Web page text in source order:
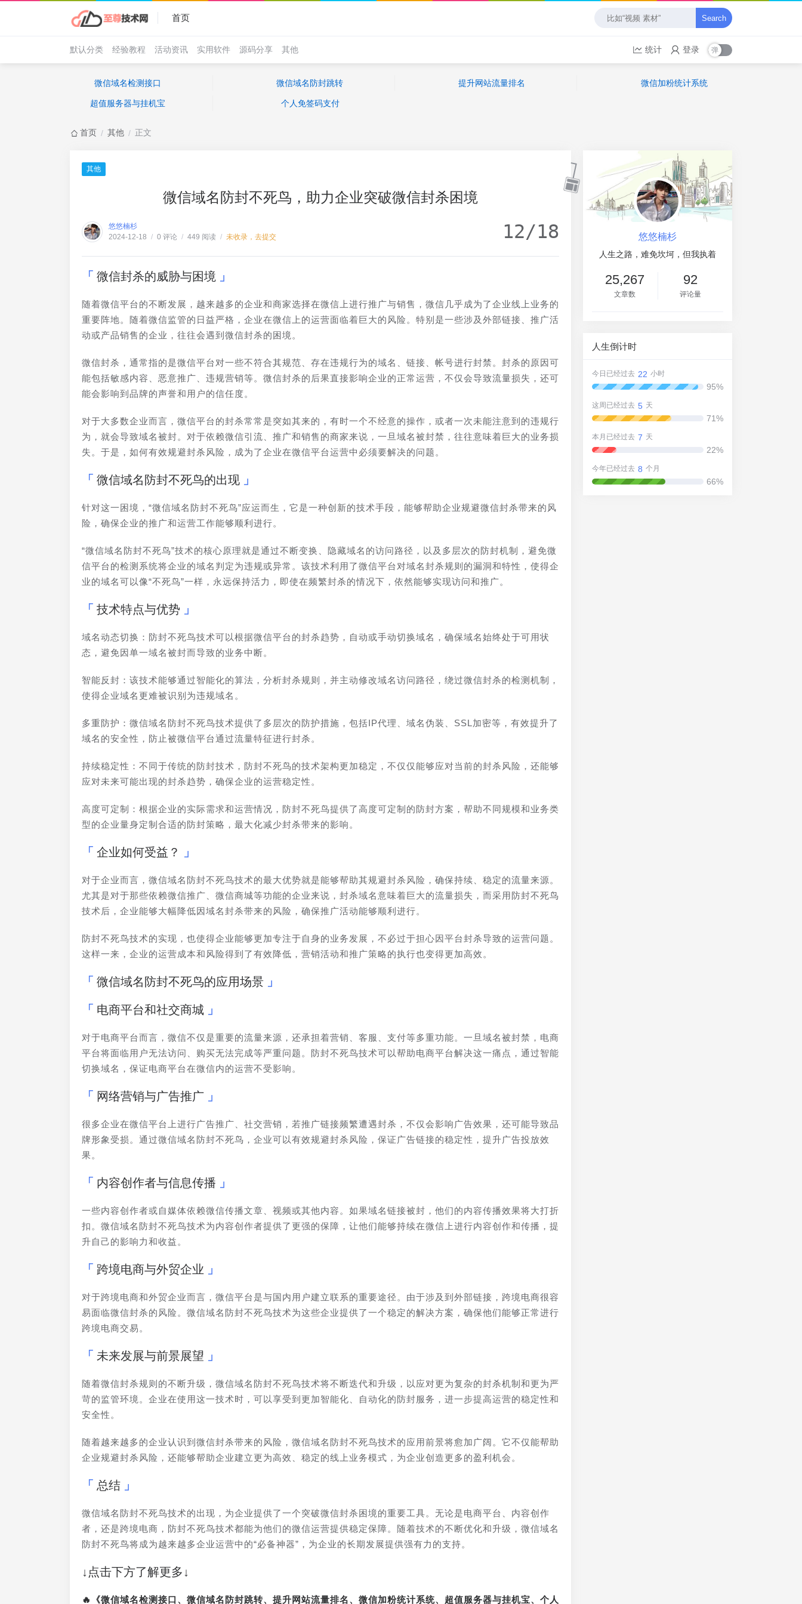
首页 Search
默认分类 经验教程 活动资讯 实用软件 源码分享 其他 统计 登录
微信域名检测接口 微信域名防封跳转 提升网站流量排名 微信加粉统计系统
超值服务器与挂机宝 个人免签码支付
首页 / 其他 / 正文
其他
微信域名防封不死鸟，助力企业突破微信封杀困境
悠悠楠杉
2024-12-18 / 0 评论 / 449 阅读 / 未收录，去提交 12/18
微信封杀的威胁与困境
随着微信平台的不断发展，越来越多的企业和商家选择在微信上进行推广与销售，微信几乎成为了企业线上业务的
重要阵地。随着微信监管的日益严格，企业在微信上的运营面临着巨大的风险。特别是一些涉及外部链接、推广活
动或产品销售的企业，往往会遇到微信封杀的困境。
微信封杀，通常指的是微信平台对一些不符合其规范、存在违规行为的域名、链接、帐号进行封禁。封杀的原因可
能包括敏感内容、恶意推广、违规营销等。微信封杀的后果直接影响企业的正常运营，不仅会导致流量损失，还可
能会影响到品牌的声誉和用户的信任度。
对于大多数企业而言，微信平台的封杀常常是突如其来的，有时一个不经意的操作，或者一次未能注意到的违规行
为，就会导致域名被封。对于依赖微信引流、推广和销售的商家来说，一旦域名被封禁，往往意味着巨大的业务损
失。于是，如何有效规避封杀风险，成为了企业在微信平台运营中必须要解决的问题。
微信域名防封不死鸟的出现
针对这一困境，“微信域名防封不死鸟”应运而生，它是一种创新的技术手段，能够帮助企业规避微信封杀带来的风
险，确保企业的推广和运营工作能够顺利进行。
“微信域名防封不死鸟”技术的核心原理就是通过不断变换、隐藏域名的访问路径，以及多层次的防封机制，避免微
信平台的检测系统将企业的域名判定为违规或异常。该技术利用了微信平台对域名封杀规则的漏洞和特性，使得企
业的域名可以像“不死鸟”一样，永远保持活力，即使在频繁封杀的情况下，依然能够实现访问和推广。
技术特点与优势
域名动态切换：防封不死鸟技术可以根据微信平台的封杀趋势，自动或手动切换域名，确保域名始终处于可用状
态，避免因单一域名被封而导致的业务中断。
智能反封：该技术能够通过智能化的算法，分析封杀规则，并主动修改域名访问路径，绕过微信封杀的检测机制，
使得企业域名更难被识别为违规域名。
多重防护：微信域名防封不死鸟技术提供了多层次的防护措施，包括IP代理、域名伪装、SSL加密等，有效提升了
域名的安全性，防止被微信平台通过流量特征进行封杀。
持续稳定性：不同于传统的防封技术，防封不死鸟的技术架构更加稳定，不仅仅能够应对当前的封杀风险，还能够
应对未来可能出现的封杀趋势，确保企业的运营稳定性。
高度可定制：根据企业的实际需求和运营情况，防封不死鸟提供了高度可定制的防封方案，帮助不同规模和业务类
型的企业量身定制合适的防封策略，最大化减少封杀带来的影响。
企业如何受益？
对于企业而言，微信域名防封不死鸟技术的最大优势就是能够帮助其规避封杀风险，确保持续、稳定的流量来源。
尤其是对于那些依赖微信推广、微信商城等功能的企业来说，封杀域名意味着巨大的流量损失，而采用防封不死鸟
技术后，企业能够大幅降低因域名封杀带来的风险，确保推广活动能够顺利进行。
防封不死鸟技术的实现，也使得企业能够更加专注于自身的业务发展，不必过于担心因平台封杀导致的运营问题。
这样一来，企业的运营成本和风险得到了有效降低，营销活动和推广策略的执行也变得更加高效。
微信域名防封不死鸟的应用场景
电商平台和社交商城
对于电商平台而言，微信不仅是重要的流量来源，还承担着营销、客服、支付等多重功能。一旦域名被封禁，电商
平台将面临用户无法访问、购买无法完成等严重问题。防封不死鸟技术可以帮助电商平台解决这一痛点，通过智能
切换域名，保证电商平台在微信内的运营不受影响。
网络营销与广告推广
很多企业在微信平台上进行广告推广、社交营销，若推广链接频繁遭遇封杀，不仅会影响广告效果，还可能导致品
牌形象受损。通过微信域名防封不死鸟，企业可以有效规避封杀风险，保证广告链接的稳定性，提升广告投放效
果。
内容创作者与信息传播
一些内容创作者或自媒体依赖微信传播文章、视频或其他内容。如果域名链接被封，他们的内容传播效果将大打折
扣。微信域名防封不死鸟技术为内容创作者提供了更强的保障，让他们能够持续在微信上进行内容创作和传播，提
升自己的影响力和收益。
跨境电商与外贸企业
对于跨境电商和外贸企业而言，微信平台是与国内用户建立联系的重要途径。由于涉及到外部链接，跨境电商很容
易面临微信封杀的风险。微信域名防封不死鸟技术为这些企业提供了一个稳定的解决方案，确保他们能够正常进行
跨境电商交易。
未来发展与前景展望
随着微信封杀规则的不断升级，微信域名防封不死鸟技术将不断迭代和升级，以应对更为复杂的封杀机制和更为严
苛的监管环境。企业在使用这一技术时，可以享受到更加智能化、自动化的防封服务，进一步提高运营的稳定性和
安全性。
随着越来越多的企业认识到微信封杀带来的风险，微信域名防封不死鸟技术的应用前景将愈加广阔。它不仅能帮助
企业规避封杀风险，还能够帮助企业建立更为高效、稳定的线上业务模式，为企业创造更多的盈利机会。
总结
微信域名防封不死鸟技术的出现，为企业提供了一个突破微信封杀困境的重要工具。无论是电商平台、内容创作
者，还是跨境电商，防封不死鸟技术都能为他们的微信运营提供稳定保障。随着技术的不断优化和升级，微信域名
防封不死鸟将成为越来越多企业运营中的“必备神器”，为企业的长期发展提供强有力的支持。
↓点击下方了解更多↓
🔥《微信域名检测接口、微信域名防封跳转、提升网站流量排名、微信加粉统计系统、超值服务器与挂机宝、个人
悠悠楠杉
人生之路，难免坎坷，但我执着
25,267
文章数
92
评论量
人生倒计时
今日已经过去 22 小时
95%
这周已经过去 5 天
71%
本月已经过去 7 天
22%
今年已经过去 8 个月
66%